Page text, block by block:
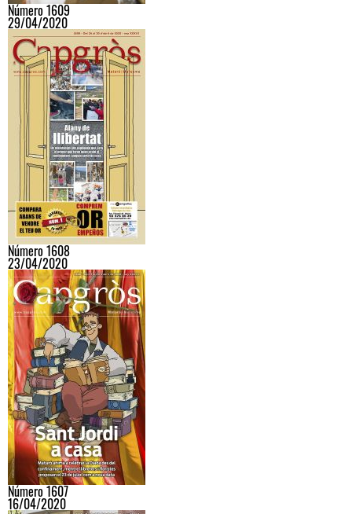
Número 1609
29/04/2020
Número 1608
23/04/2020
Número 1607
16/04/2020